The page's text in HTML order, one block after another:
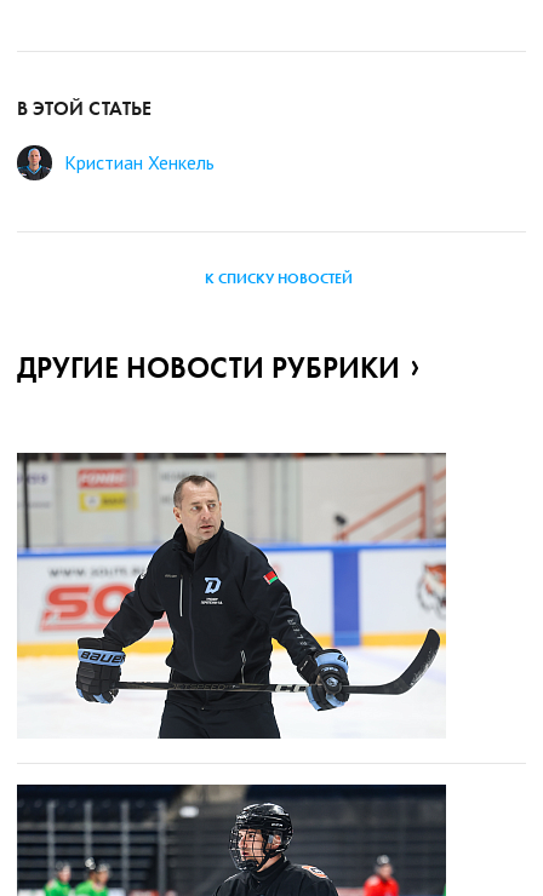
В ЭТОЙ СТАТЬЕ
Кристиан Хенкель
К СПИСКУ НОВОСТЕЙ
ДРУГИЕ НОВОСТИ РУБРИКИ